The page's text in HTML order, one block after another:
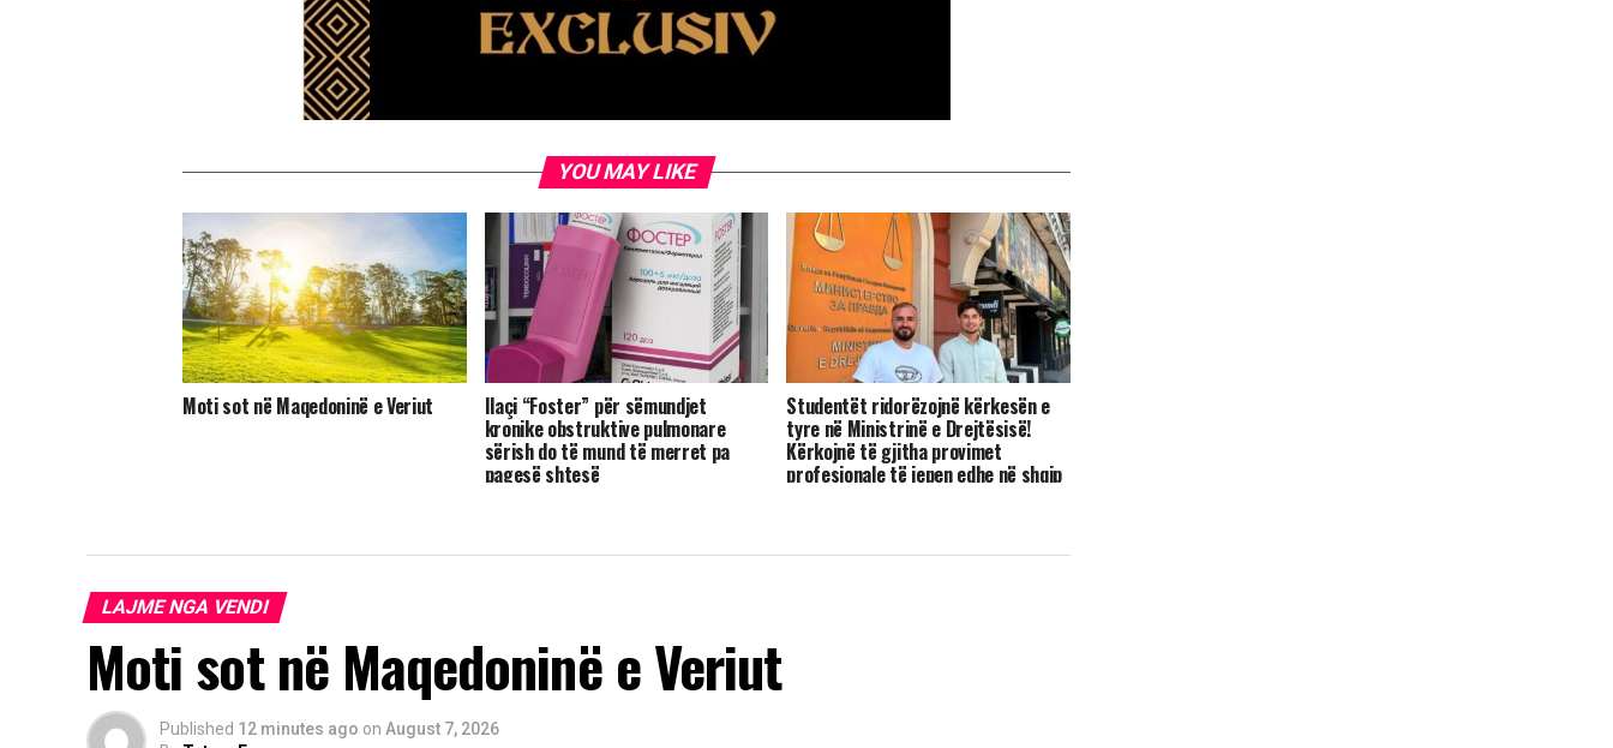
YOU MAY LIKE
Moti sot në Maqedoninë e Veriut Ilaçi “Foster” për sëmundjet
kronike obstruktive pulmonare
sërish do të mund të merret pa
pagesë shtesë
Studentët ridorëzojnë kërkesën e
tyre në Ministrinë e Drejtësisë!
Kërkojnë të gjitha provimet
profesionale të jepen edhe në shqip
LAJME NGA VENDI
Moti sot në Maqedoninë e Veriut
Published 12 minutes ago on August 7, 2026